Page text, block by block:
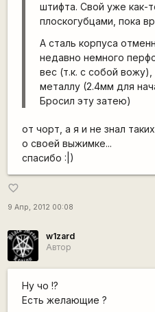
штифта. Свой уже как-
плоскогубцами, пока
А сталь корпуса
недавно немного
вес (т.к. с собой
металлу (2.4мм для
Бросил эту затею)
от чорт, а я и не знал
о своей выжимке...
спасибо :|)
favorite_border
9 Апр, 2012 00:08
w1zard
Автор
Ну чо !?
Есть желающие ?